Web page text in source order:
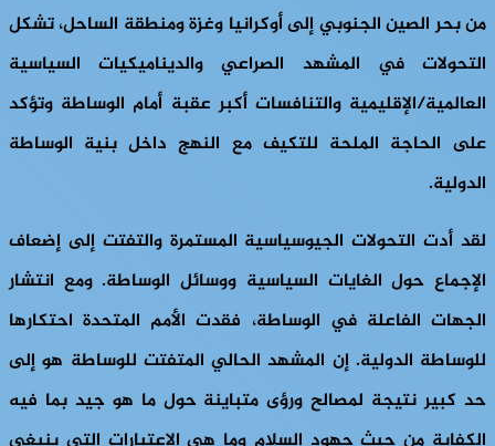
من بحر الصين الجنوبي إلى أوكرانيا وغزة ومنطقة الساحل، تشكل
التحولات في المشهد الصراعي والديناميكيات السياسية
العالمية/الإقليمية والتنافسات أكبر عقبة أمام الوساطة وتؤكد
على الحاجة الملحة للتكيف مع النهج داخل بنية الوساطة
الدولية.
لقد أدت التحولات الجيوسياسية المستمرة والتفتت إلى إضعاف
الإجماع حول الغايات السياسية ووسائل الوساطة. ومع انتشار
الجهات الفاعلة في الوساطة، فقدت الأمم المتحدة احتكارها
للوساطة الدولية. إن المشهد الحالي المتفتت للوساطة هو إلى
حد كبير نتيجة لمصالح ورؤى متباينة حول ما هو جيد بما فيه